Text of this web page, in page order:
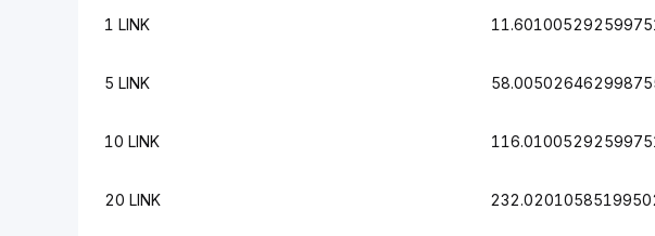
1 LINK
5 LINK
10 LINK
20 LINK